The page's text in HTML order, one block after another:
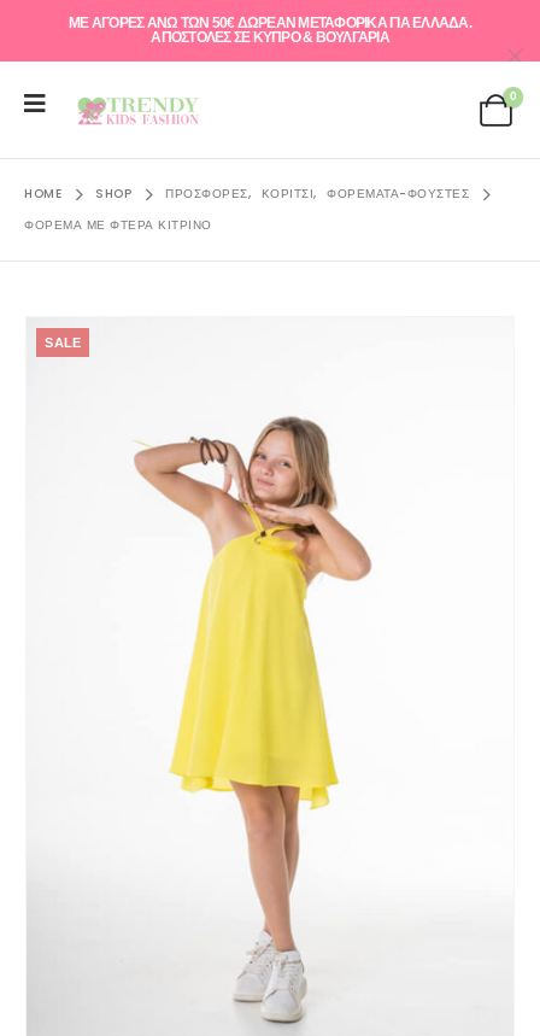
ΜΕ ΑΓΟΡΕΣ ΑΝΩ ΤΩΝ 50€ ΔΩΡΕΑΝ ΜΕΤΑΦΟΡΙΚΑ ΓΙΑ ΕΛΛAΔΑ.
ΑΠΟΣΤΟΛΕΣ ΣΕ ΚΥΠΡΟ & ΒΟΥΛΓΑΡΙΑ
0
HOME SHOP ΠΡΟΣΦΟΡΈΣ, ΚΟΡΊΤΣΙ, ΦΟΡΈΜΑΤΑ-ΦΟΎΣΤΕΣ
ΦΌΡΕΜΑ ΜΕ ΦΤΕΡΆ ΚΊΤΡΙΝΌ
SALE